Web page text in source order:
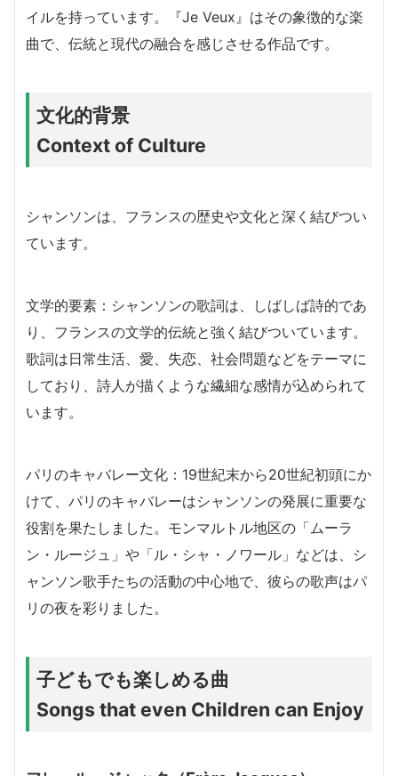
イルを持っています。『Je Veux』はその象徴的な楽
曲で、伝統と現代の融合を感じさせる作品です。
文化的背景
Context of Culture
シャンソンは、フランスの歴史や文化と深く結びつい
ています。
文学的要素：シャンソンの歌詞は、しばしば詩的であ
り、フランスの文学的伝統と強く結びついています。
歌詞は日常生活、愛、失恋、社会問題などをテーマに
しており、詩人が描くような繊細な感情が込められて
います。
パリのキャバレー文化：19世紀末から20世紀初頭にか
けて、パリのキャバレーはシャンソンの発展に重要な
役割を果たしました。モンマルトル地区の「ムーラ
ン・ルージュ」や「ル・シャ・ノワール」などは、シ
ャンソン歌手たちの活動の中心地で、彼らの歌声はパ
リの夜を彩りました。
子どもでも楽しめる曲
Songs that even Children can Enjoy